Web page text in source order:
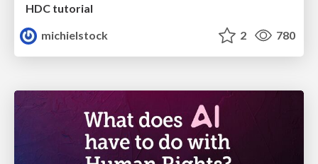
HDC tutorial
michielstock
2 780